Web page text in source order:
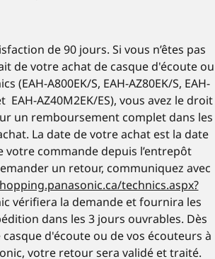
de 90 jours. Si vous n’êtes pas
de votre achat de casque d'écoute ou
(EAH-A800EK/S, EAH-AZ80EK/S, EAH-
EAH-AZ40M2EK/ES), vous avez le droit
un remboursement complet dans les
La date de votre achat est la date
votre commande depuis l’entrepôt
un retour, communiquez avec
technics.aspx?
vérifiera la demande et fournira les
dans les 3 jours ouvrables. Dès
d'écoute ou de vos écouteurs à
votre retour sera validé et traité.